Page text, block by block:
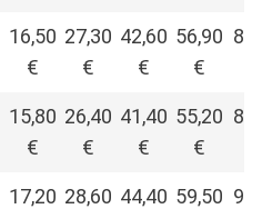
16,50
€
27,30
€
42,60
€
56,90
€
15,80
€
26,40
€
41,40
€
55,20
€
17,20 28,60 44,40 59,50